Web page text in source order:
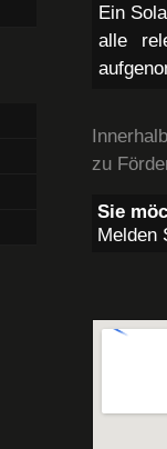
Ein
alle
zu
Sie
Melden